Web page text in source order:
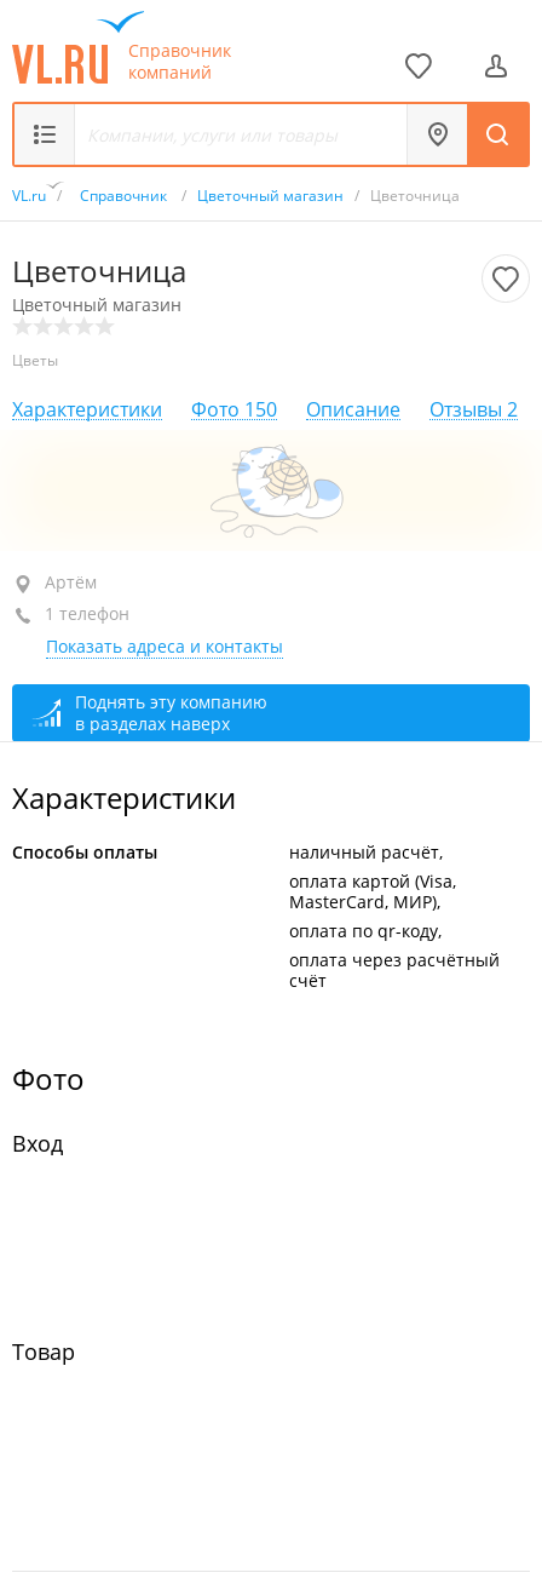
Справочник
компаний
VL.ru / Справочник / Цветочный магазин / Цветочница
Цветочница
Цветочный магазин
Цветы
Характеристики Фото 150 Описание Отзывы 2
Артём, ул. Амурская, 32
+7 924 330-07-02
открыто: 10:00–19:00
Артём
1 телефон
Показать адреса и контакты
Поднять эту компанию
в разделах наверх
Характеристики
Способы оплаты
наличный расчёт
оплата картой (Visa,
MasterCard, МИР)
оплата по qr-коду
оплата через расчётный
счёт
Фото
Вход
Товар